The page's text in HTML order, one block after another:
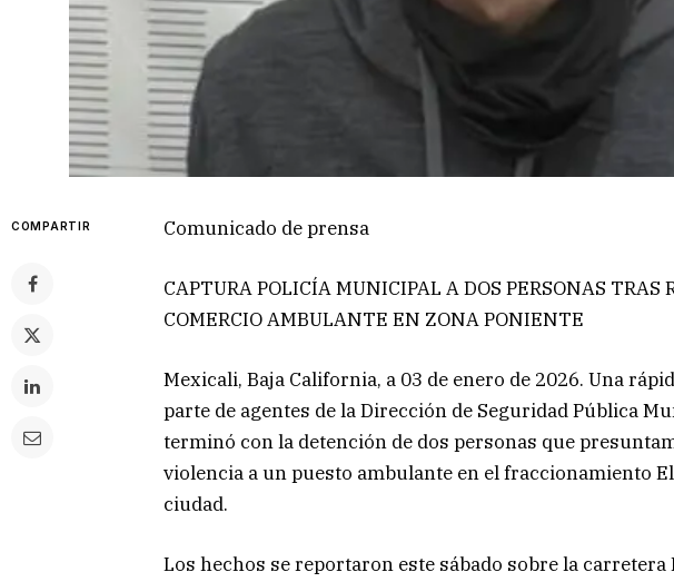
COMPARTIR Comunicado de prensa
CAPTURA POLICÍA MUNICIPAL A DOS PERSONAS TRAS
COMERCIO AMBULANTE EN ZONA PONIENTE
Mexicali, Baja California, a 03 de enero de 2026. Una
parte de agentes de la Dirección de Seguridad Pública
terminó con la detención de dos personas que
violencia a un puesto ambulante en el fraccionamiento
ciudad.
Los hechos se reportaron este sábado sobre la